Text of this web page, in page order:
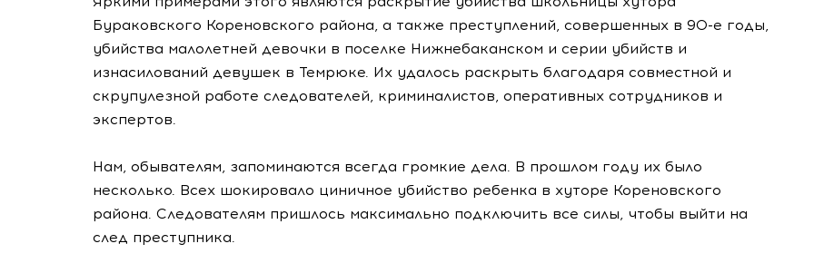
Бураковского Кореновского района, а также преступлений, совершенных в 90-е годы,
убийства малолетней девочки в поселке Нижнебаканском и серии убийств и
изнасилований девушек в Темрюке. Их удалось раскрыть благодаря совместной и
скрупулезной работе следователей, криминалистов, оперативных сотрудников и
экспертов.
Нам, обывателям, запоминаются всегда громкие дела. В прошлом году их было
несколько. Всех шокировало циничное убийство ребенка в хуторе Кореновского
района. Следователям пришлось максимально подключить все силы, чтобы выйти на
след преступника.